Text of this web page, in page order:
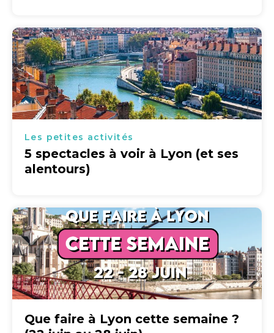
Les petites activités
5 spectacles à voir à Lyon (et ses
alentours)
Que faire à Lyon cette semaine ?